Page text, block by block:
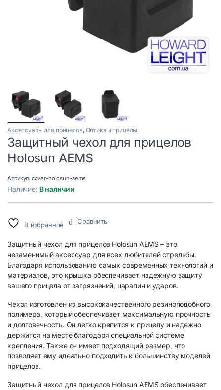
Аксессуары для прицелов, Оптика и прицелы
Защитный чехол для прицелов
Holosun AEMS
Артикул: cover-holosun-aems
Наличие: В наличии
В избранное Сравнить
Защитный чехол для прицелов Holosun AEMS – это
незаменимый аксессуар для всех любителей стрельбы.
Благодаря использованию самых современных технологий и
материалов, это крышка обеспечивает надежную защиту
вашего прицела от загрязнений, царапин и ударов.
Чехол изготовлен из высококачественного резиноподобного
полимера, который обеспечивает максимальную прочность
и долговечность. Он легко крепится к прицелу и надежно
держится на месте благодаря специальной системе
крепления. Также он имеет подходящий размер, что
позволяет ему идеально подходить к большинству моделей
прицелов.
Защитный чехол для прицелов Holosun AEMS обеспечивает